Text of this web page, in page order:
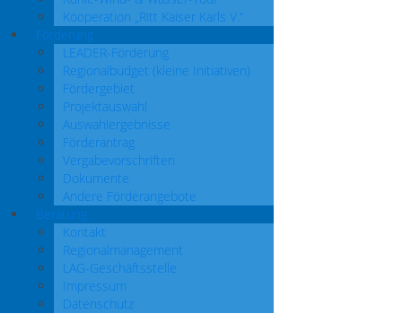
Kooperation „Ritt Kaiser Karls V.“
Förderung
LEADER-Förderung
Regionalbudget (kleine Initiativen)
Fördergebiet
Projektauswahl
Auswahlergebnisse
Förderantrag
Vergabevorschriften
Dokumente
Andere Förderangebote
Beratung
Kontakt
Regionalmanagement
LAG-Geschäftsstelle
Impressum
Datenschutz